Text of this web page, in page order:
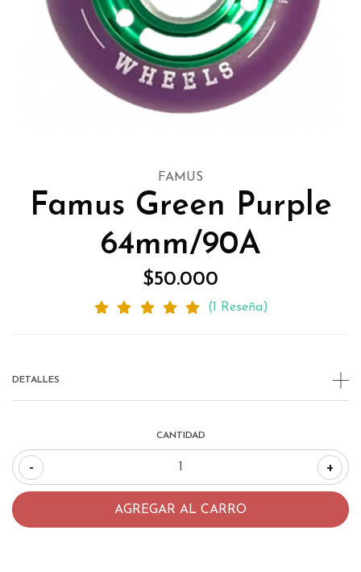
FAMUS
Famus Green Purple
64mm/90A
$50.000
(1 Reseña)
DETALLES
CANTIDAD
- +